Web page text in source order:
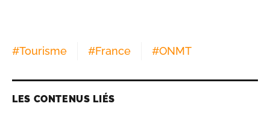
#Tourisme #France #ONMT
LES CONTENUS LIÉS